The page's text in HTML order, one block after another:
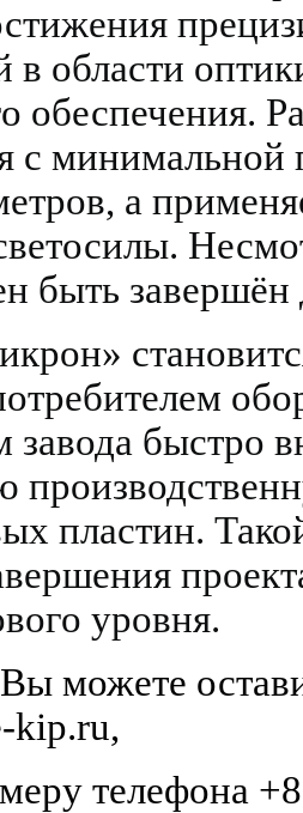
в области
обеспечения.
с
а
быть
завода быстро
пластин.
уровня.
можете
kip.ru,
телефона